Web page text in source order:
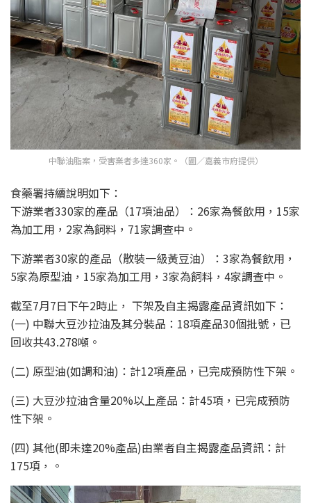
中聯油脂案，受害業者多達360家。（圖／嘉義市府提供）
食藥署持續說明如下：
下游業者330家的產品（17項油品）：26家為餐飲用，15家
為加工用，2家為飼料，71家調查中。
下游業者30家的產品（散裝一級黃豆油）：3家為餐飲用，
5家為原型油，15家為加工用，3家為飼料，4家調查中。
截至7月7日下午2時止， 下架及自主揭露產品資訊如下：
(一) 中聯大豆沙拉油及其分裝品：18項產品30個批號，已
回收共43.278噸。
(二) 原型油(如調和油)：計12項產品，已完成預防性下架。
(三) 大豆沙拉油含量20%以上產品：計45項，已完成預防
性下架。
(四) 其他(即未達20%產品)由業者自主揭露產品資訊：計
175項，。